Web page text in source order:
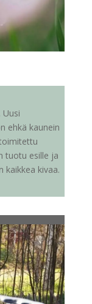
ehkä kaunein
tuotu esille ja
kaikkea kivaa.